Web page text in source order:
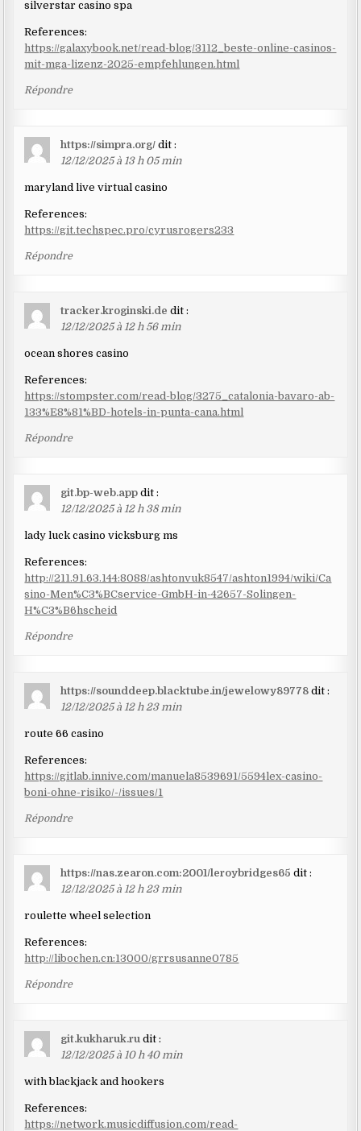
silverstar casino spa
References:
https://galaxybook.net/read-blog/3112_beste-online-casinos-
mit-mga-lizenz-2025-empfehlungen.html
Répondre
https://simpra.org/ dit :
12/12/2025 à 13 h 05 min
maryland live virtual casino
References:
https://git.techspec.pro/cyrusrogers233
Répondre
tracker.kroginski.de dit :
12/12/2025 à 12 h 56 min
ocean shores casino
References:
https://stompster.com/read-blog/3275_catalonia-bavaro-ab-
133%E8%81%BD-hotels-in-punta-cana.html
Répondre
git.bp-web.app dit :
12/12/2025 à 12 h 38 min
lady luck casino vicksburg ms
References:
http://211.91.63.144:8088/ashtonvuk8547/ashton1994/wiki/Ca
sino-Men%C3%BCservice-GmbH-in-42657-Solingen-
H%C3%B6hscheid
Répondre
https://sounddeep.blacktube.in/jewelowy89778 dit :
12/12/2025 à 12 h 23 min
route 66 casino
References:
https://gitlab.innive.com/manuela8539691/5594lex-casino-
boni-ohne-risiko/-/issues/1
Répondre
https://nas.zearon.com:2001/leroybridges65 dit :
12/12/2025 à 12 h 23 min
roulette wheel selection
References:
http://libochen.cn:13000/grrsusanne0785
Répondre
git.kukharuk.ru dit :
12/12/2025 à 10 h 40 min
with blackjack and hookers
References:
https://network.musicdiffusion.com/read-